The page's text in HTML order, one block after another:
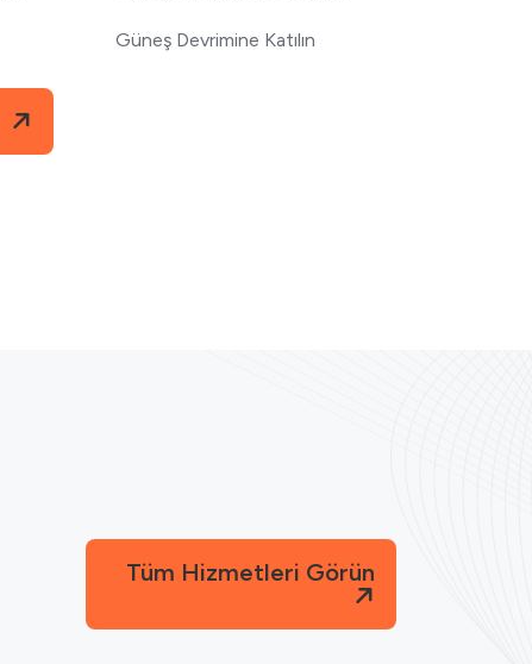
Güneş Devrimine Katılın
Tüm Hizmetleri Görün